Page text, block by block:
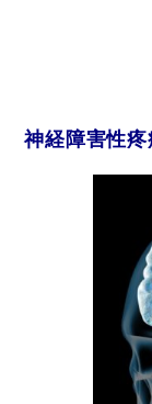
神経障害性疼